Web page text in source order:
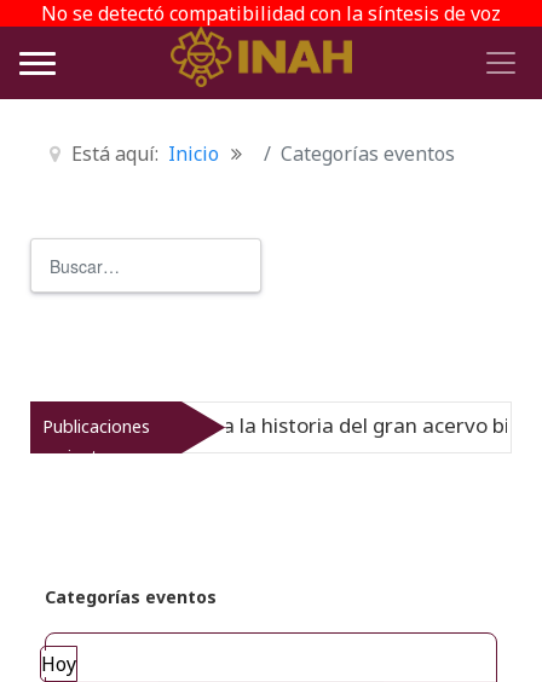
No se detectó compatibilidad con la síntesis de voz
Está aquí: Inicio Categorías eventos
Publicaciones
recientes
Virreinato muestra la historia del gran acervo
Categorías eventos
Hoy